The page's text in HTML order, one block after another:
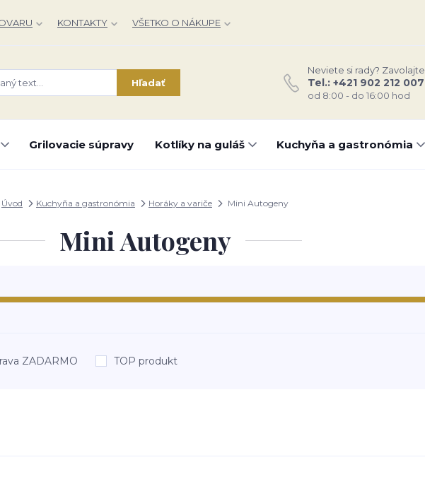
KONTAKTY VŠETKO O NÁKUPE
Hľadať
Neviete si rady? Zavolajte.
Tel.: +421 902 212 007
od 8:00 - do 16:00 hod
Grilovacie súpravy Kotlíky na guláš Kuchyňa a gastronómia
Úvod Kuchyňa a gastronómia Horáky a variče Mini Autogeny
Mini Autogeny
ZADARMO TOP produkt